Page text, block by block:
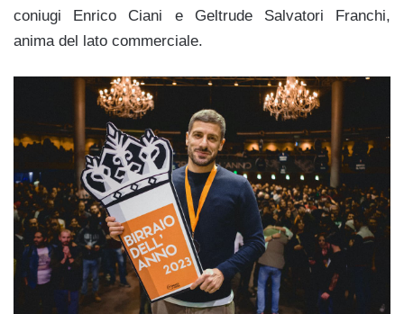
coniugi Enrico Ciani e Geltrude Salvatori Franchi,
anima del lato commerciale.